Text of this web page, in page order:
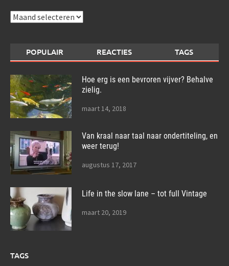
Archieven
POPULAIR REACTIES TAGS
Hoe erg is een bevroren vijver? Behalve
zielig.
maart 14, 2018
Van kraal naar taal naar ondertiteling, en
weer terug!
augustus 17, 2017
Life in the slow lane – tot full Vintage
maart 20, 2019
TAGS